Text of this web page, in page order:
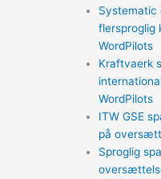
Systematic
flersproglig
WordPilots
Kraftvaerk
WordPilots
ITW GSE
på
Sproglig